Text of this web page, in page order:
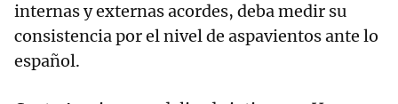
internas y externas acordes, deba medir su
consistencia por el nivel de aspavientos ante lo
español.